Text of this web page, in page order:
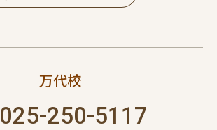
万代校
025-250-5117